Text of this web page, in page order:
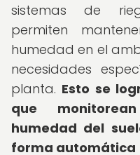
sistemas de
permiten
humedad en el
necesidades
planta. Esto se
que
humedad del
forma automática